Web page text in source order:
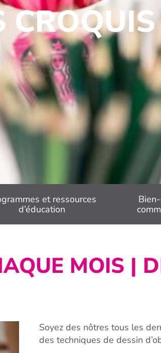
CROQUIS
et ressources
d’éducation
MOIS |
Soyez des nôtres tous les
des techniques de dessin